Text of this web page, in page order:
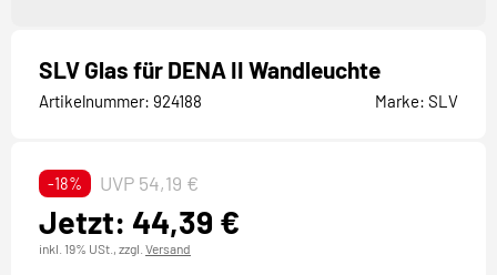
SLV Glas für DENA II Wandleuchte
Artikelnummer: 924188 Marke: SLV
-18% UVP 54,19 €
Jetzt: 44,39 €
inkl. 19% USt., zzgl. Versand